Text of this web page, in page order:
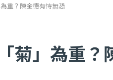
重？陳金德有恃無恐
菊」為重？